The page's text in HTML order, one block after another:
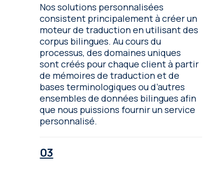
Nos solutions personnalisées
consistent principalement à créer un
moteur de traduction en utilisant des
corpus bilingues. Au cours du
processus, des domaines uniques
sont créés pour chaque client à partir
de mémoires de traduction et de
bases terminologiques ou d’autres
ensembles de données bilingues afin
que nous puissions fournir un service
personnalisé.